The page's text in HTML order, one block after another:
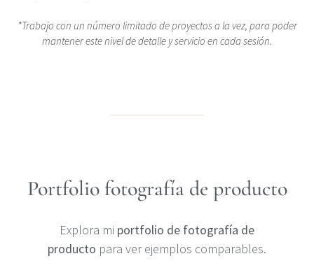
*Trabajo con un número limitado de proyectos a la vez, para poder
mantener este nivel de detalle y servicio en cada sesión.
Portfolio fotografía de producto
Explora mi portfolio de fotografía de
producto para ver ejemplos comparables.